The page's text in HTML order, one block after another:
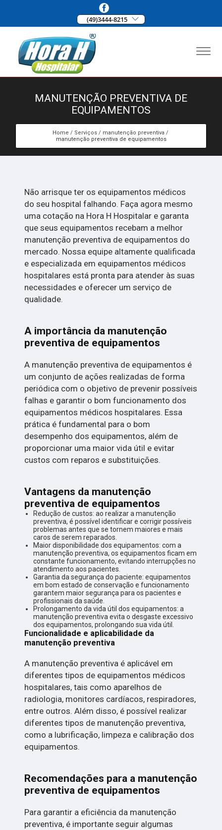
(49)3444-8215
MANUTENÇÃO PREVENTIVA DE
EQUIPAMENTOS
Home Serviços
manutenção preventiva
manutenção preventiva de equipamentos
Não arrisque ter os equipamentos médicos
do seu hospital falhando. Faça agora mesmo
uma cotação na Hora H Hospitalar e garanta
que seus equipamentos recebam a melhor
manutenção preventiva de equipamentos do
mercado. Nossa equipe altamente qualificada
e especializada em equipamentos médicos
hospitalares está pronta para atender às suas
necessidades e oferecer um serviço de
qualidade.
A importância da manutenção
preventiva de equipamentos
A manutenção preventiva de equipamentos é
um conjunto de ações realizadas de forma
periódica com o objetivo de prevenir possíveis
falhas e garantir o bom funcionamento dos
equipamentos médicos hospitalares. Essa
prática é fundamental para o bom
desempenho dos equipamentos, além de
proporcionar uma maior vida útil e evitar
custos com reparos e substituições.
Vantagens da manutenção
preventiva de equipamentos
Redução de custos: ao realizar a manutenção
preventiva, é possível identificar e corrigir possíveis
problemas antes que se tornem maiores e mais
caros de serem reparados.
Maior disponibilidade dos equipamentos: com a
manutenção preventiva, os equipamentos ficam em
constante funcionamento, evitando interrupções no
atendimento aos pacientes.
Garantia da segurança do paciente: equipamentos
em bom estado de conservação e funcionamento
garantem maior segurança para os pacientes e
profissionais da saúde.
Prolongamento da vida útil dos equipamentos: a
manutenção preventiva evita o desgaste excessivo
dos equipamentos, prolongando sua vida útil.
Funcionalidade e aplicabilidade da
manutenção preventiva
A manutenção preventiva é aplicável em
diferentes tipos de equipamentos médicos
hospitalares, tais como aparelhos de
radiologia, monitores cardíacos, respiradores,
entre outros. Além disso, é possível realizar
diferentes tipos de manutenção preventiva,
como a lubrificação, limpeza e calibração dos
equipamentos.
Recomendações para a manutenção
preventiva de equipamentos
Para garantir a eficiência da manutenção
preventiva, é importante seguir algumas